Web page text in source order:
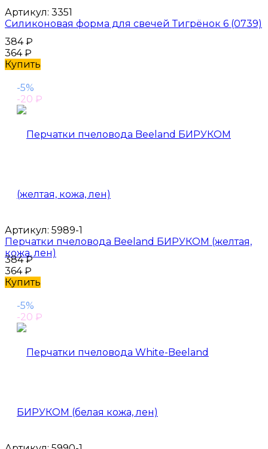
Артикул: 3351
Силиконовая форма для свечей Тигрёнок 6 (0739)
384₽
364₽
Купить
-5%
-20 ₽
Артикул: 5989-1
Перчатки пчеловода Beeland БИРУКОМ (желтая,
кожа, лен)
384₽
364₽
Купить
-5%
-20 ₽